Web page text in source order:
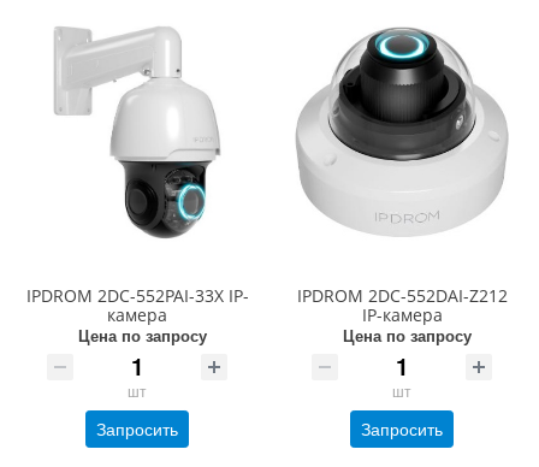
IPDROM 2DC-552PAI-33X IP-
камера
Цена по запросу
шт
Запросить
IPDROM 2DC-552DAI-Z212
IP-камера
Цена по запросу
шт
Запросить